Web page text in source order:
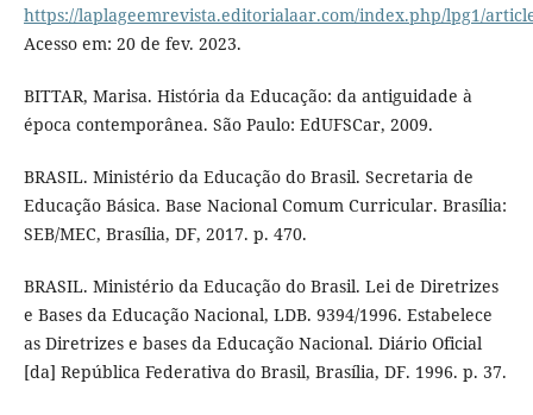
https://laplageemrevista.editorialaar.com/index.php/lpg1/
Acesso em: 20 de fev. 2023.
BITTAR, Marisa. História da Educação: da antiguidade à
época contemporânea. São Paulo: EdUFSCar, 2009.
BRASIL. Ministério da Educação do Brasil. Secretaria de
Educação Básica. Base Nacional Comum Curricular. Brasília:
SEB/MEC, Brasília, DF, 2017. p. 470.
BRASIL. Ministério da Educação do Brasil. Lei de Diretrizes
e Bases da Educação Nacional, LDB. 9394/1996. Estabelece
as Diretrizes e bases da Educação Nacional. Diário Oficial
[da] República Federativa do Brasil, Brasília, DF. 1996. p. 37.